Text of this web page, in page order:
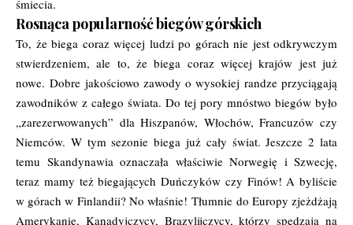
śmiecia.
Rosnąca popularność biegów górskich
To, że biega coraz więcej ludzi po górach nie jest odkrywczym
stwierdzeniem, ale to, że biega coraz więcej krajów jest już
nowe. Dobre jakościowo zawody o wysokiej randze przyciągają
zawodników z całego świata. Do tej pory mnóstwo biegów było
„zarezerwowanych” dla Hiszpanów, Włochów, Francuzów czy
Niemców. W tym sezonie biega już cały świat. Jeszcze 2 lata
temu Skandynawia oznaczała właściwie Norwegię i Szwecję,
teraz mamy też biegających Duńczyków czy Finów! A byliście
w górach w Finlandii? No właśnie! Tłumnie do Europy zjeżdżają
Amerykanie, Kanadyjczycy, Brazylijczycy, którzy spędzają na